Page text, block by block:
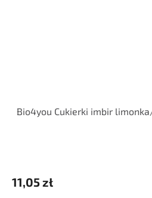
Bio4you Cukierki imbir
11,05 zł